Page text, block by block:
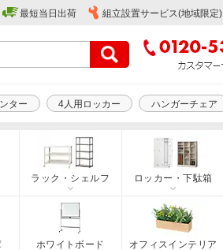
最短当日出荷 組立設置サービス(地域限定)
ター 4人用ロッカー ハンガーチェア
ラック・シェルフ ロッカー・下駄箱
ホワイトボード オフィスインテリア